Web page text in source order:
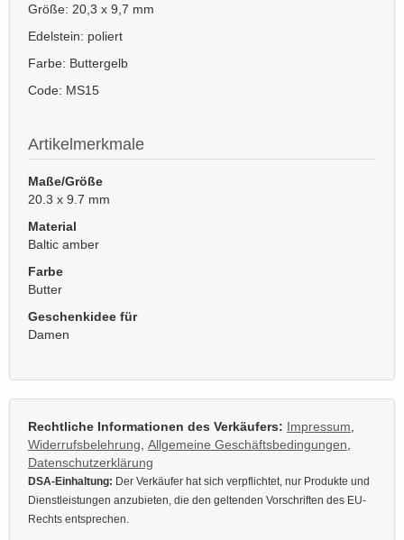
Größe: 20,3 x 9,7 mm
Edelstein: poliert
Farbe: Buttergelb
Code: MS15
Artikelmerkmale
Maße/Größe
20.3 x 9.7 mm
Material
Baltic amber
Farbe
Butter
Geschenkidee für
Damen
Rechtliche Informationen des Verkäufers: Impressum
Widerrufsbelehrung Allgemeine Geschäftsbedingungen
Datenschutzerklärung
DSA-Einhaltung: Der Verkäufer hat sich verpflichtet, nur Produkte und
Dienstleistungen anzubieten, die den geltenden Vorschriften des EU-
Rechts entsprechen.